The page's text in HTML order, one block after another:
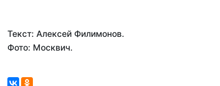
Текст: Алексей Филимонов.
Фото: Москвич.